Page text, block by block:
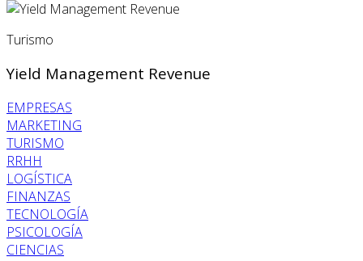
Turismo
Yield Management Revenue
EMPRESAS
MARKETING
TURISMO
RRHH
LOGÍSTICA
FINANZAS
TECNOLOGÍA
PSICOLOGÍA
CIENCIAS